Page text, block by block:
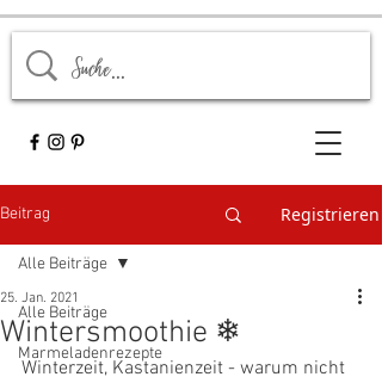
Beitrag Registrieren
Alle Beiträge
Marmeladenrezepte
Alle Beiträge
Wintersmoothie ❄
25. Jan. 2021
Winterzeit, Kastanienzeit - warum nicht